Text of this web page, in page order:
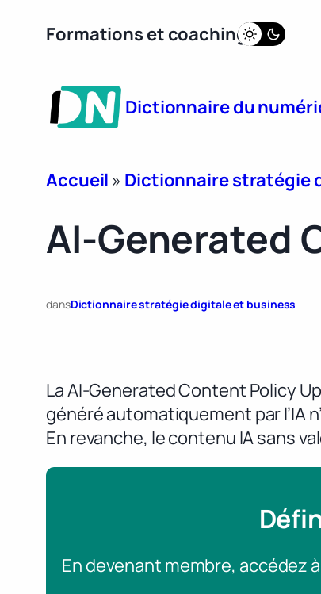
Formations et coaching
Dictionnaire du
Accueil » Dictionnaire stratégie
AI-Generated
dansDictionnaire stratégie digitale et business
La AI-Generated Content Policy
généré automatiquement par l’IA
En revanche, le contenu IA sans
En devenant membre, accédez